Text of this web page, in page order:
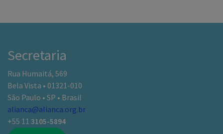
Secretaria
Rua Humaitá, 569
Bela Vista • 01321-010
São Paulo • SP • Brasil
alianca@alianca.org.br
+55 11 3105-5894